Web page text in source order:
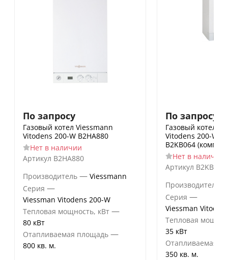
По запросу
Газовый котел Viessmann
Vitodens 200-W B2HA880
Нет в наличии
Артикул B2HA880
Производитель — Viessmann
Серия —
Viessman Vitodens 200-W
Тепловая мощность, кВт —
80 кВт
Отапливаемая площадь —
800 кв. м.
По запросу
Газовый котел
Vitodens 200-W
B2KB064
Нет в наличии
Артикул B2KB064
Производитель
Серия —
Viessman
Тепловая
35 кВт
Отапливаемая
350 кв. м.